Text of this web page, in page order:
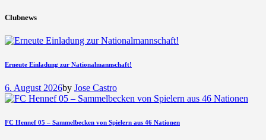
Clubnews
Erneute Einladung zur Nationalmannschaft!
6. August 2026by Jose Castro
FC Hennef 05 – Sammelbecken von Spielern aus 46 Nationen